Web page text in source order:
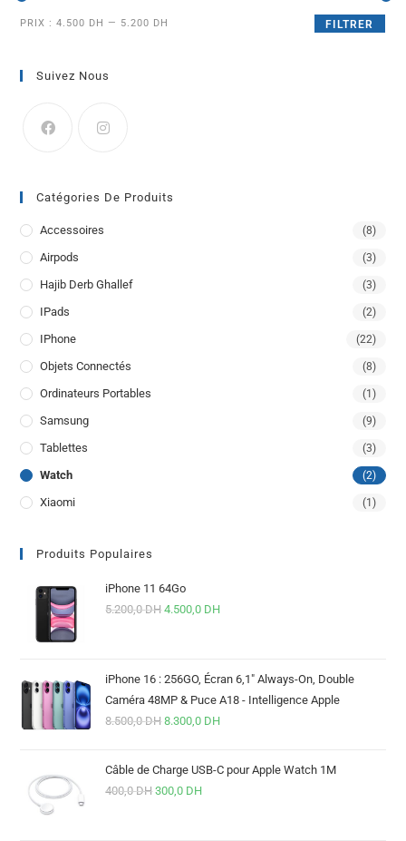
FILTRER
PRIX :4.500 DH — 5.200 DH
Suivez Nous
Catégories De Produits
Accessoires (8)
Airpods (3)
Hajib Derb Ghallef (3)
IPads (2)
IPhone (22)
Objets Connectés (8)
Ordinateurs Portables (1)
Samsung (9)
Tablettes (3)
Watch (2)
Xiaomi (1)
Produits Populaires
iPhone 11 64Go
5.200,0DH 4.500,0 DH
iPhone 16 : 256GO, Écran 6,1" Always-On, Double
Caméra 48MP & Puce A18 - Intelligence Apple
8.500,0DH 8.300,0 DH
Câble de Charge USB-C pour Apple Watch 1M
400,0DH 300,0 DH